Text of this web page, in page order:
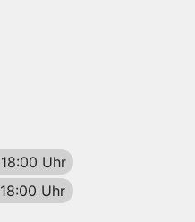
18:00 Uhr
18:00 Uhr